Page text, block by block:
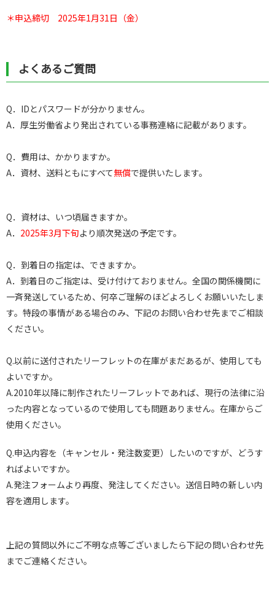
＊申込締切 2025年1月31日（金）
よくあるご質問
Q．IDとパスワードが分かりません。
A．厚生労働省より発出されている事務連絡に記載があります。
Q．費用は、かかりますか。
A．資材、送料ともにすべて無償で提供いたします。
Q．資材は、いつ頃届きますか。
A． 2025年3月下旬より順次発送の予定です。
Q．到着日の指定は、できますか。
A．到着日のご指定は、受け付けておりません。全国の関係機関に
一斉発送しているため、何卒ご理解のほどよろしくお願いいたしま
す。特段の事情がある場合のみ、下記のお問い合わせ先までご相談
ください。
Q.以前に送付されたリーフレットの在庫がまだあるが、使用しても
よいですか。
A.2010年以降に制作されたリーフレットであれば、現行の法律に沿
った内容となっているので使用しても問題ありません。在庫からご
使用ください。
Q.申込内容を（キャンセル・発注数変更）したいのですが、どうす
ればよいですか。
A.発注フォームより再度、発注してください。送信日時の新しい内
容を適用します。
上記の質問以外にご不明な点等ございましたら下記の問い合わせ先
までご連絡ください。